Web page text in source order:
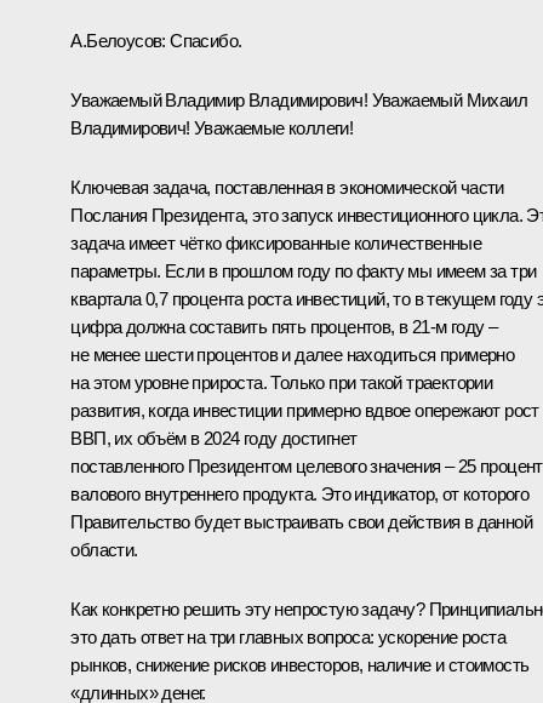
А.Белоусов: Спасибо.
Уважаемый Владимир Владимирович! Уважаемый Михаил
Владимирович! Уважаемые коллеги!
Ключевая задача, поставленная в экономической части
Послания Президента, это запуск инвестиционного цикла.
задача имеет чётко фиксированные количественные
параметры. Если в прошлом году по факту мы имеем за три
квартала 0,7 процента роста инвестиций, то в текущем году
цифра должна составить пять процентов, в 21-м году –
не менее шести процентов и далее находиться примерно
на этом уровне прироста. Только при такой траектории
развития, когда инвестиции примерно вдвое опережают рост
ВВП, их объём в 2024 году достигнет
поставленного Президентом целевого значения – 25
валового внутреннего продукта. Это индикатор, от которого
Правительство будет выстраивать свои действия в данной
области.
Как конкретно решить эту непростую задачу?
это дать ответ на три главных вопроса: ускорение роста
рынков, снижение рисков инвесторов, наличие и стоимость
«длинных» денег.